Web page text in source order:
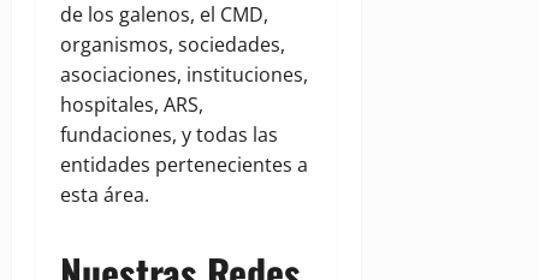
de los galenos, el CMD,
organismos, sociedades,
asociaciones, instituciones,
hospitales, ARS,
fundaciones, y todas las
entidades pertenecientes a
esta área.